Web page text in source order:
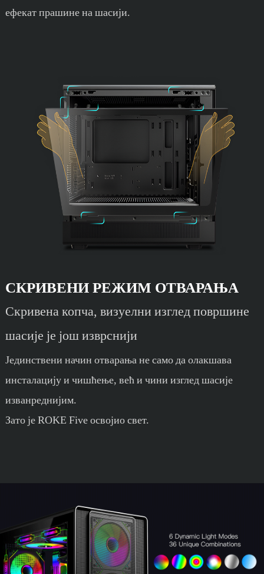
ефекат прашине на шасији.
СКРИВЕНИ РЕЖИМ ОТВАРАЊА
Скривена копча, визуелни изглед површине
шасије је још изврснији
Јединствени начин отварања не само да олакшава
инсталацију и чишћење, већ и чини изглед шасије
изванреднијим.
Зато је ROKE Five освојио свет.